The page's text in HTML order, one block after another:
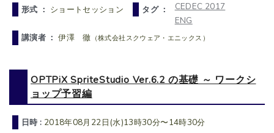
形式 ： ショートセッション タグ ：
CEDEC 2017
ENG
講演者 ：伊澤 徹 （株式会社スクウェア・エニックス）
OPTPiX SpriteStudio Ver.6.2 の基礎 ～ ワークシ
ョップ予習編
日時 : 2018年08月22日(水)13時30分〜14時30分